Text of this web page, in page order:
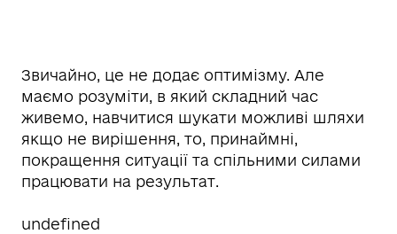
Звичайно, це не додає оптимізму. Але
маємо розуміти, в який складний час
живемо, навчитися шукати можливі шляхи
якщо не вирішення, то, принаймні,
покращення ситуації та спільними силами
працювати на результат.
undefined